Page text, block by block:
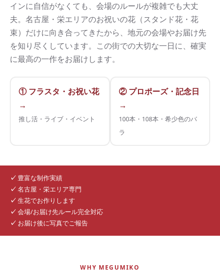
インに自信がなくても、会場のルールが複雑でも大丈
夫。名古屋・栄エリアのお祝いの花（スタンド花・花
束）だけに向き合ってきたから、地元の会場やお届け先
を知り尽くしています。この街での大切な一日に、確実
に最高の一作をお届けします。
① フラスタ・お祝い花
→
推し活・ライブ・イベント
② プロポーズ・記念日
→
100本・108本・希少色のバ
ラ
✓ 豊富な制作実績
✓ 名古屋・栄エリア専門
✓ 生花でお作りします
✓ 会場/お届け先ルール完全対応
✓ お届け後に写真でご報告
WHY MEGUMIKO